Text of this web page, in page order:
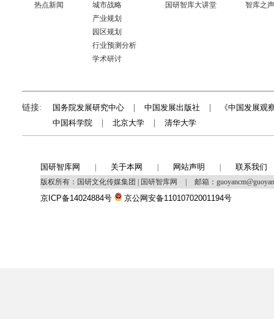
热点新闻
城市战略
产业规划
园区规划
行业预测分析
学术研讨
国研智库大讲堂
智库之声
链接: 国务院发展研究中心 中国发展出版社
《中国发展观
中国科学院
北京大学 清华大学
国研智库网 关于本网 网站声明 联系我们
版权所有：国研文化传媒集团 | 国研智库网 邮箱：
京ICP备14024884号 京公网安备11010702001194号